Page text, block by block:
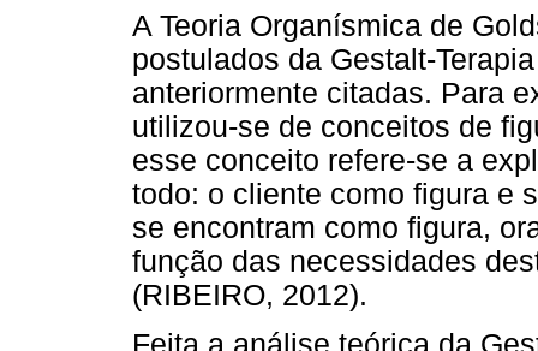
A Teoria Organísmica de
postulados da Gestalt-
anteriormente citadas. Para
utilizou-se de conceitos de
esse conceito refere-se a
todo: o cliente como figura e
se encontram como figura,
função das necessidades
(RIBEIRO, 2012).
Feita a análise teórica da